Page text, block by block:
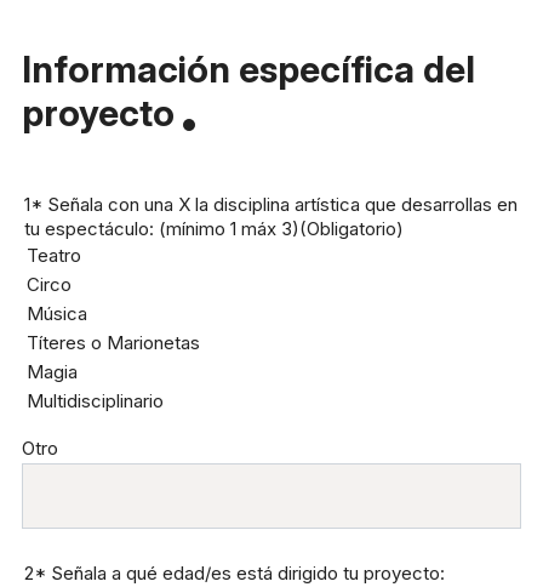
Información específica del
proyecto
1* Señala con una X la disciplina artística que desarrollas en
tu espectáculo: (mínimo 1 máx 3)(Obligatorio)
Teatro
Circo
Música
Títeres o Marionetas
Magia
Multidisciplinario
Otro
2* Señala a qué edad/es está dirigido tu proyecto: